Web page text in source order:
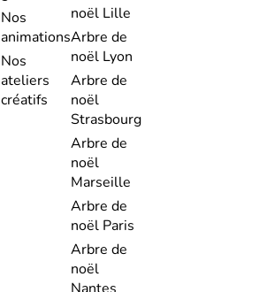
Nos
animations
Nos
ateliers
créatifs
noël Lille
Arbre de
noël Lyon
Arbre de
noël
Strasbourg
Arbre de
noël
Marseille
Arbre de
noël Paris
Arbre de
noël